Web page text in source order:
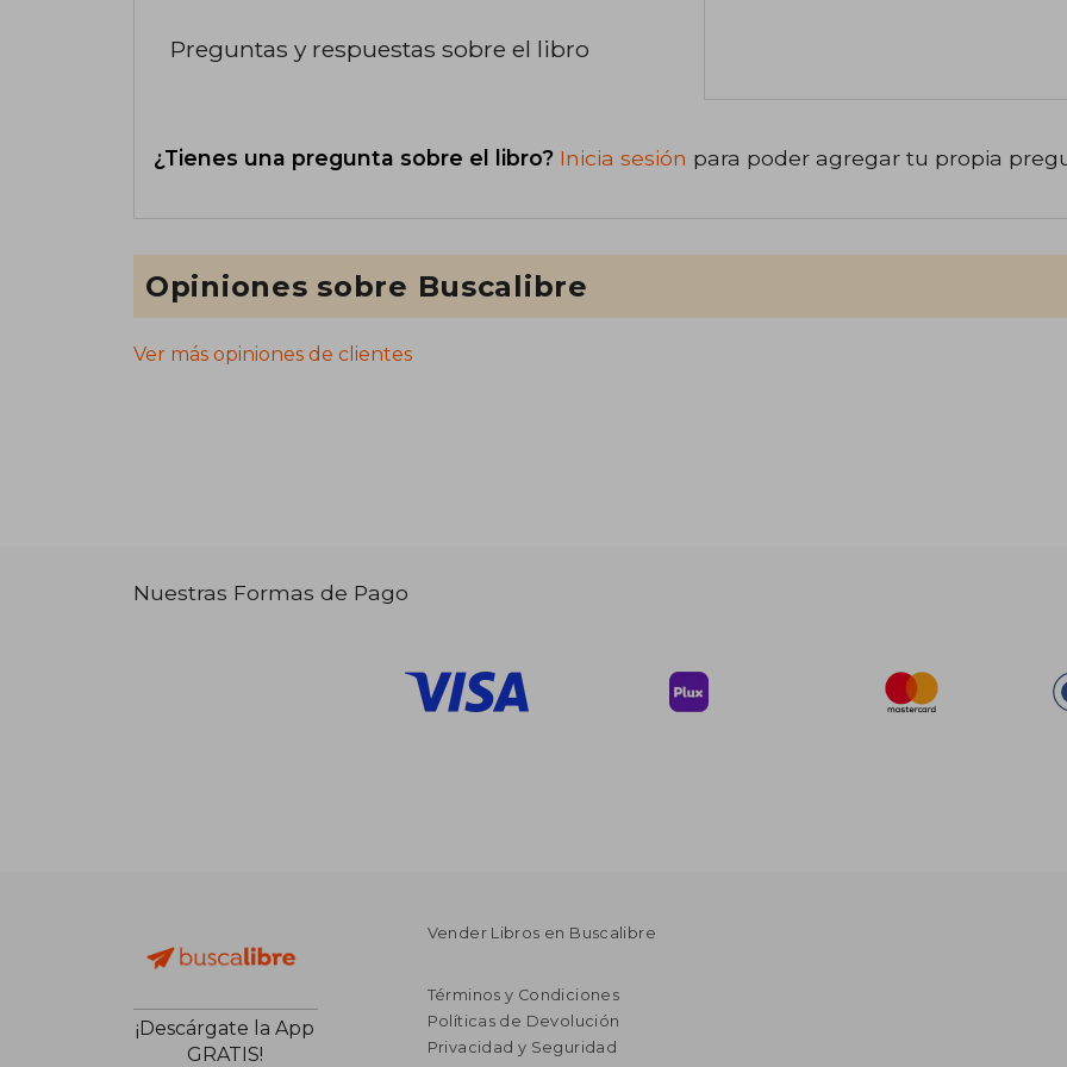
Preguntas y respuestas sobre el libro
¿Tienes una pregunta sobre el libro? Inicia sesión para poder agregar tu propia
Opiniones sobre Buscalibre
Ver más opiniones de clientes
Nuestras Formas de Pago
¡Descárgate la App
GRATIS!
Vender Libros en Buscalibre
Términos y Condiciones
Políticas de Devolución
Privacidad y Seguridad